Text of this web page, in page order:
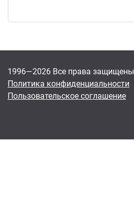
1996—2026 Все права защищены
Политика конфиденциальности
Пользовательское соглашение